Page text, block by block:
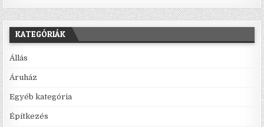
KATEGÓRIÁK
Állás
Áruház
Egyéb kategória
Építkezés